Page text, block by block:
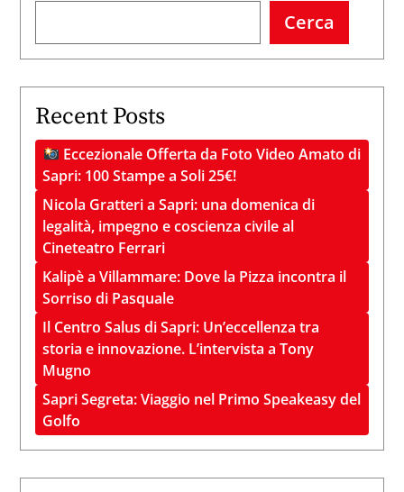
Cerca
Recent Posts
Eccezionale Offerta da Foto Video Amato di
Sapri: 100 Stampe a Soli 25€!
Nicola Gratteri a Sapri: una domenica di
legalità, impegno e coscienza civile al
Cineteatro Ferrari
Kalipè a Villammare: Dove la Pizza incontra il
Sorriso di Pasquale
Il Centro Salus di Sapri: Un’eccellenza tra
storia e innovazione. L’intervista a Tony
Mugno
Sapri Segreta: Viaggio nel Primo Speakeasy del
Golfo